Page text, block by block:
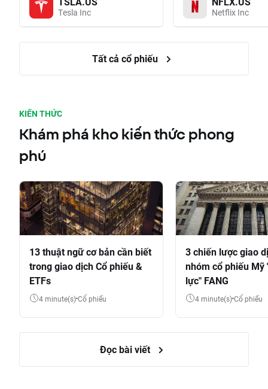
Tesla Inc Netflix Inc
Tất cả cổ phiếu
KIẾN THỨC
Khám phá kho kiến thức phong
phú
13 thuật ngữ cơ bản cần biết
trong giao dịch Cổ phiếu &
ETFs
4 minute(s) Cổ phiếu
3 chiến lược giao
nhóm cổ phiếu Mỹ
lực" FANG
4 minute(s) Cổ phiếu
Đọc bài viết